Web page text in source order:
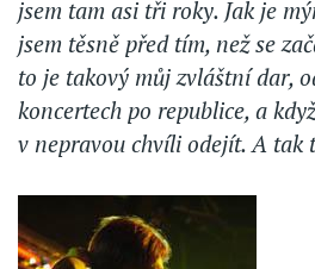
jsem tam asi tři roky. Jak je
jsem těsně před tím, než se
to je takový můj zvláštní dar,
koncertech po republice, a
v nepravou chvíli odejít. A tak